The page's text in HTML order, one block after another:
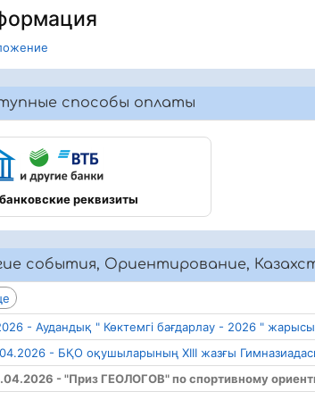
способы оплаты
реквизиты
события, Ориентирование,
- Аудандық " Көктемгі бағдарлау - 2026 " жарысы
- БҚО оқушыларының XIII жазғы
- "Приз ГЕОЛОГОВ" по спортивному